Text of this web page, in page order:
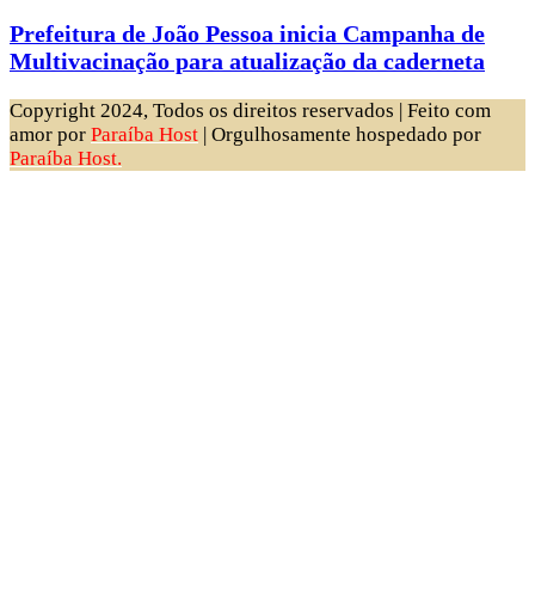
Prefeitura de João Pessoa inicia Campanha de
Multivacinação para atualização da caderneta
Copyright 2024, Todos os direitos reservados | Feito com
amor por Paraíba Host | Orgulhosamente hospedado por
Paraíba Host.